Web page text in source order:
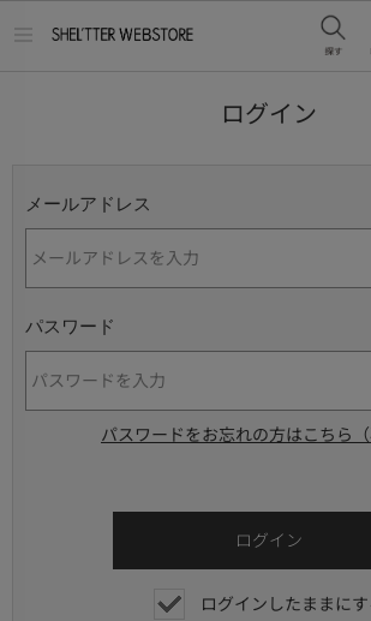
ログイン
メールアドレス
パスワード
パスワードをお忘れの方はこちら（
ログインしたままにす